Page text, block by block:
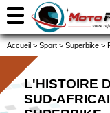
Accueil > Sport > Superbike >
L'HISTOIRE
SUD-